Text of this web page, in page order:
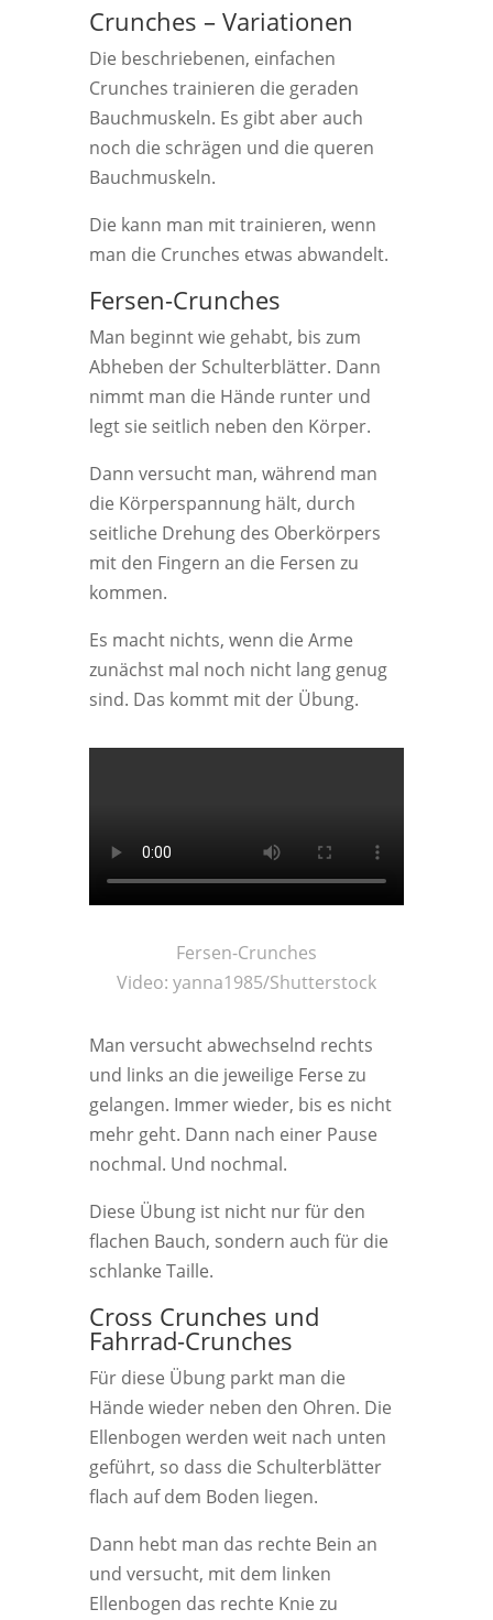
Crunches – Variationen
Die beschriebenen, einfachen
Crunches trainieren die geraden
Bauchmuskeln. Es gibt aber auch
noch die schrägen und die queren
Bauchmuskeln.
Die kann man mit trainieren, wenn
man die Crunches etwas abwandelt.
Fersen-Crunches
Man beginnt wie gehabt, bis zum
Abheben der Schulterblätter. Dann
nimmt man die Hände runter und
legt sie seitlich neben den Körper.
Dann versucht man, während man
die Körperspannung hält, durch
seitliche Drehung des Oberkörpers
mit den Fingern an die Fersen zu
kommen.
Es macht nichts, wenn die Arme
zunächst mal noch nicht lang genug
sind. Das kommt mit der Übung.
Fersen-Crunches
Video: yanna1985/Shutterstock
Man versucht abwechselnd rechts
und links an die jeweilige Ferse zu
gelangen. Immer wieder, bis es nicht
mehr geht. Dann nach einer Pause
nochmal. Und nochmal.
Diese Übung ist nicht nur für den
flachen Bauch, sondern auch für die
schlanke Taille.
Cross Crunches und
Fahrrad-Crunches
Für diese Übung parkt man die
Hände wieder neben den Ohren. Die
Ellenbogen werden weit nach unten
geführt, so dass die Schulterblätter
flach auf dem Boden liegen.
Dann hebt man das rechte Bein an
und versucht, mit dem linken
Ellenbogen das rechte Knie zu